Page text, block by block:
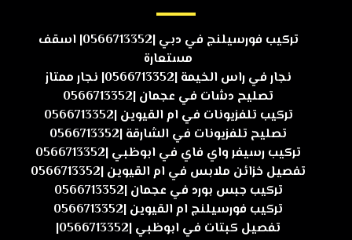
تركيب فورسيلنج في دبي |0566713352| اسقف
مستعارة
نجار في راس الخيمة |0566713352| نجار ممتاز
تصليح دشات في عجمان |0566713352
تركيب تلفزيونات في ام القيوين |0566713352
تصليح تلفزيونات في الشارقة |0566713352
تركيب رسيفر واي فاي في ابوظبي |0566713352
تفصيل خزائن ملابس في ام القيوين |0566713352
تركيب جبس بورد في عجمان |0566713352
تركيب فورسيلنج ام القيوين |0566713352
تفصيل كبتات في ابوظبي |0566713352|